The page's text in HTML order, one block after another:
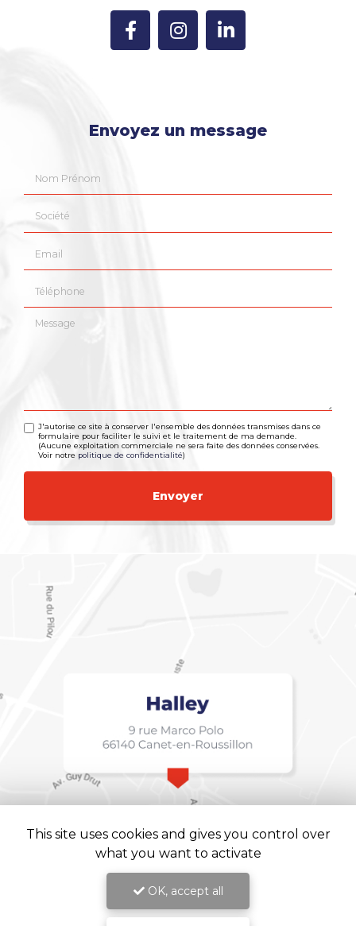
Envoyez un message
Message
J'autorise ce site à conserver l'ensemble des données transmises dans ce
formulaire pour faciliter le suivi et le traitement de ma demande.
(Aucune exploitation commerciale ne sera faite des données conservées.
Voir notre politique de confidentialité)
This site uses cookies and gives you control over
what you want to activate
OK, accept all